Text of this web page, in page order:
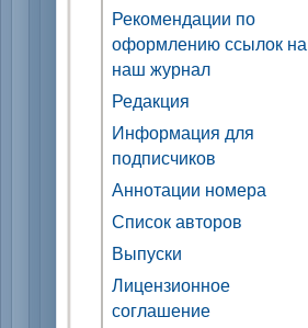
Рекомендации по
оформлению ссылок на
наш журнал
Редакция
Информация для
подписчиков
Аннотации номера
Список авторов
Выпуски
Лицензионное
соглашение